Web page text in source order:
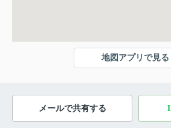
地図アプリで見る
メールで共有する